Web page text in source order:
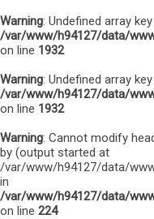
Warning: Undefined array
/var/www/h94127/data/
on line 1932
Warning: Undefined array
/var/www/h94127/data/
on line 1932
Warning: Cannot modify
by (output started at
/var/www/h94127/data/
in
/var/www/h94127/data/
on line 224